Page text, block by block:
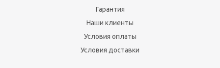
Гарантия
Наши клиенты
Условия оплаты
Условия доставки